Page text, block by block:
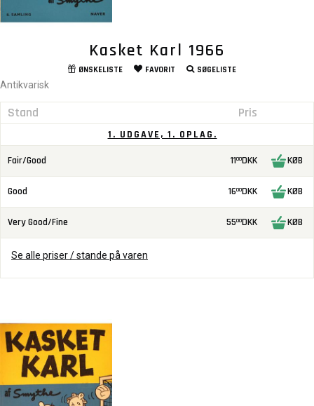
Kasket Karl 1966
ØNSKELISTE FAVORIT SØGELISTE
Antikvarisk
Stand Pris
1. UDGAVE, 1. OPLAG.
Fair/Good 1100DKK KØB
Good 1600DKK KØB
Very Good/Fine 5500DKK KØB
Se alle priser / stande på varen